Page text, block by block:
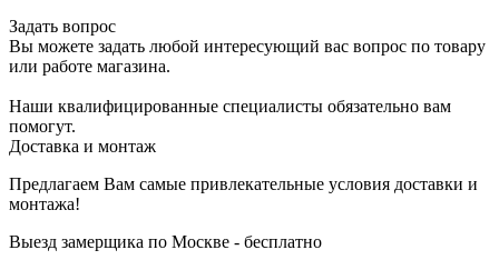
Задать вопрос
Вы можете задать любой интересующий вас вопрос по товару
или работе магазина.
Наши квалифицированные специалисты обязательно вам
помогут.
Доставка и монтаж
Предлагаем Вам самые привлекательные условия доставки и
монтажа!
Выезд замерщика по Москве - бесплатно